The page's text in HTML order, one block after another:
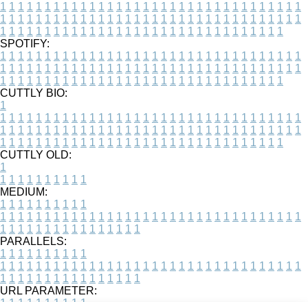
1 1 1 1 1 1 1 1 1 1 1 1 1 1 1 1 1 1 1 1 1 1 1 1 1 1 1 1 1 1 1 1 1 1
1 1 1 1 1 1 1 1 1 1 1 1 1 1 1 1 1 1 1 1 1 1 1 1 1 1 1 1 1 1 1 1 1 1
1 1 1 1 1 1 1 1 1 1 1 1 1 1 1 1 1 1 1 1 1 1 1 1 1 1 1 1 1 1 1 1
SPOTIFY:
1 1 1 1 1 1 1 1 1 1 1 1 1 1 1 1 1 1 1 1 1 1 1 1 1 1 1 1 1 1 1 1 1 1
1 1 1 1 1 1 1 1 1 1 1 1 1 1 1 1 1 1 1 1 1 1 1 1 1 1 1 1 1 1 1 1 1 1
1 1 1 1 1 1 1 1 1 1 1 1 1 1 1 1 1 1 1 1 1 1 1 1 1 1 1 1 1 1 1 1
CUTTLY BIO:
1
1 1 1 1 1 1 1 1 1 1 1 1 1 1 1 1 1 1 1 1 1 1 1 1 1 1 1 1 1 1 1 1 1 1
1 1 1 1 1 1 1 1 1 1 1 1 1 1 1 1 1 1 1 1 1 1 1 1 1 1 1 1 1 1 1 1 1 1
1 1 1 1 1 1 1 1 1 1 1 1 1 1 1 1 1 1 1 1 1 1 1 1 1 1 1 1 1 1 1 1
CUTTLY OLD:
1
1 1 1 1 1 1 1 1 1 1
MEDIUM:
1 1 1 1 1 1 1 1 1 1
1 1 1 1 1 1 1 1 1 1 1 1 1 1 1 1 1 1 1 1 1 1 1 1 1 1 1 1 1 1 1 1 1 1
1 1 1 1 1 1 1 1 1 1 1 1 1 1 1 1
PARALLELS:
1 1 1 1 1 1 1 1 1 1
1 1 1 1 1 1 1 1 1 1 1 1 1 1 1 1 1 1 1 1 1 1 1 1 1 1 1 1 1 1 1 1 1 1
1 1 1 1 1 1 1 1 1 1 1 1 1 1 1 1
URL PARAMETER: